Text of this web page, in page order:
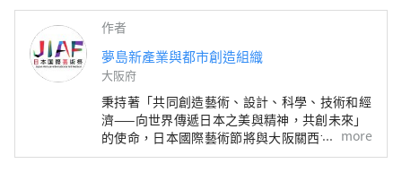
作者
夢島新產業與都市創造組織
大阪府
秉持著「共同創造藝術、設計、科學、技術和經
濟——向世界傳遞日本之美與精神，共創未來」
的使命，日本國際藝術節將與大阪關西世博會同
期舉辦，為期六個月。屆時，將有來自158個國
more